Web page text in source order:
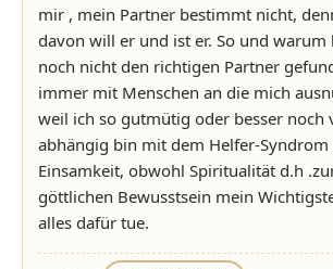
mir , mein Partner bestimmt nicht,
davon will er und ist er. So und warum
noch nicht den richtigen Partner
immer mit Menschen an die mich
weil ich so gutmütig oder besser noch
abhängig bin mit dem Helfer-
Einsamkeit, obwohl Spiritualität d.h
göttlichen Bewusstsein mein
alles dafür tue.